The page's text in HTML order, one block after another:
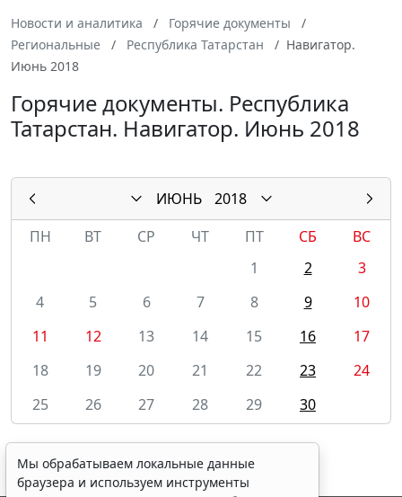
Новости и аналитика
Горячие документы
Региональные
Республика Татарстан
Навигатор.
Июнь 2018
Горячие документы. Республика
Татарстан. Навигатор. Июнь 2018
ИЮНЬ
2018
ПН
ВТ СР ЧТ ПТ СБ
ВС
1
2
3
4
5 6 7 8 9
10
11
12 13 14 15 16
17
18
19 20 21 22 23
24
25
26 27 28 29 30
Мы обрабатываем локальные данные
браузера и используем инструменты